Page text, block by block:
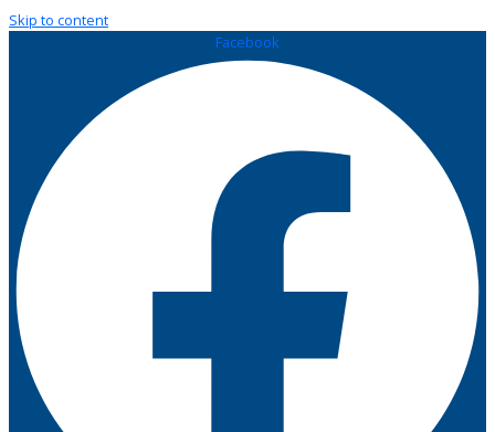
Skip to content
Facebook